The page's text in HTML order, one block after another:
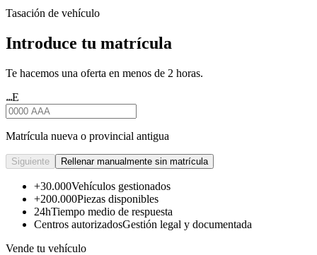
Tasación de vehículo
Introduce tu matrícula
Te hacemos una oferta en menos de 2 horas.
★★★E
Matrícula nueva o provincial antigua
Siguiente Rellenar manualmente sin matrícula
+30.000Vehículos gestionados
+200.000Piezas disponibles
24hTiempo medio de respuesta
Centros autorizadosGestión legal y documentada
Vende tu vehículo